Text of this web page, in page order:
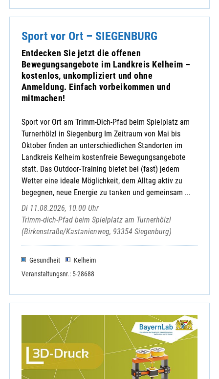
Sport vor Ort – SIEGENBURG
Entdecken Sie jetzt die offenen
Bewegungsangebote im Landkreis Kelheim –
kostenlos, unkompliziert und ohne
Anmeldung. Einfach vorbeikommen und
mitmachen!
Sport vor Ort am Trimm-Dich-Pfad beim Spielplatz am
Turnerhölzl in Siegenburg Im Zeitraum von Mai bis
Oktober finden an unterschiedlichen Standorten im
Landkreis Kelheim kostenfreie Bewegungsangebote
statt. Das Outdoor-Training bietet bei (fast) jedem
Wetter eine ideale Möglichkeit, dem Alltag aktiv zu
begegnen, neue Energie zu tanken und gemeinsam ...
Di 11.08.2026, 10.00 Uhr
Trimm-dich-Pfad beim Spielplatz am Turnerhölzl
(Birkenstraße/Kastanienweg, 93354 Siegenburg)
Gesundheit
Kelheim
Veranstaltungsnr.: 5-28688